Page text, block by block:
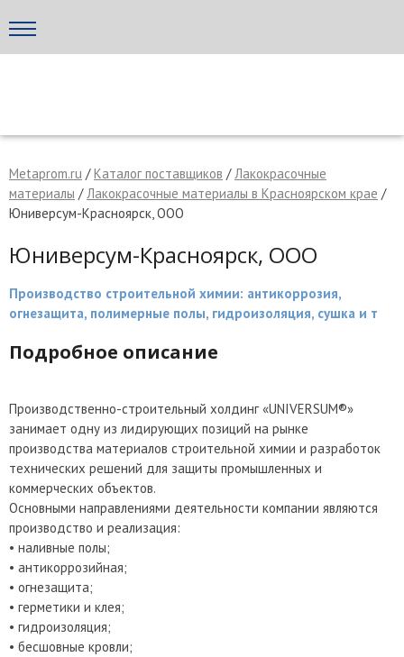
МЕТАПРОМ - российский торгово-промышленный портал
Написать поставщику
Metaprom.ru /Каталог поставщиков /Лакокрасочные
материалы /Лакокрасочные материалы в Красноярском крае /
Юниверсум-Красноярск, ООО
Юниверсум-Красноярск, ООО
Производство строительной химии: антикоррозия,
огнезащита, полимерные полы, гидроизоляция, сушка и т
Подробное описание
Производственно-строительный холдинг «UNIVERSUM®»
занимает одну из лидирующих позиций на рынке
производства материалов строительной химии и разработок
технических решений для защиты промышленных и
коммерческих объектов.
Основными направлениями деятельности компании являются
производство и реализация:
• наливные полы;
• антикоррозийная;
• огнезащита;
• герметики и клея;
• гидроизоляция;
• бесшовные кровли;